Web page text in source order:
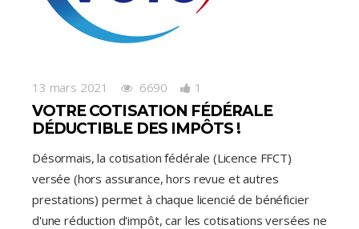
13 mars 2021 6690 1
VOTRE COTISATION FÉDÉRALE
DÉDUCTIBLE DES IMPÔTS !
Désormais, la cotisation fédérale (Licence FFCT)
versée (hors assurance, hors revue et autres
prestations) permet à chaque licencié de bénéficier
d'une réduction d'impôt, car les cotisations versées ne